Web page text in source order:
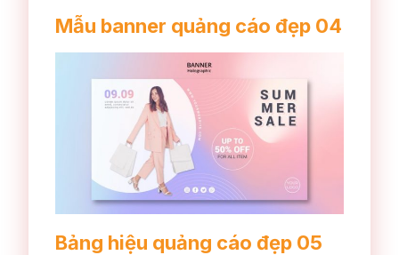
Mẫu banner quảng cáo đẹp 04
Bảng hiệu quảng cáo đẹp 05